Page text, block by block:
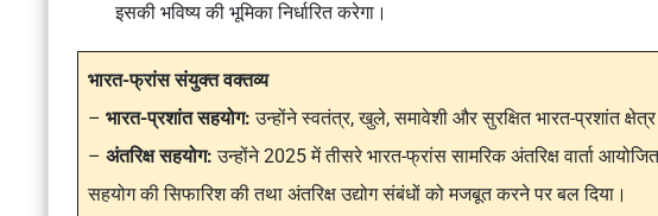
इसकी भविष्य की भूमिका निर्धारित करेगा।
भारत-फ्रांस संयुक्त वक्तव्य
– भारत-प्रशांत सहयोग:उन्होंने स्वतंत्र, खुले, समावेशी और सुरक्षित भारत-प्रशांत क्षेत्र
– अंतरिक्ष सहयोग:उन्होंने 2025 में तीसरे भारत-फ्रांस सामरिक अंतरिक्ष वार्ता
सहयोग की सिफारिश की तथा अंतरिक्ष उद्योग संबंधों को मजबूत करने पर बल दिया।